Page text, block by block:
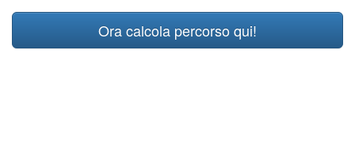
Ora calcola percorso qui!